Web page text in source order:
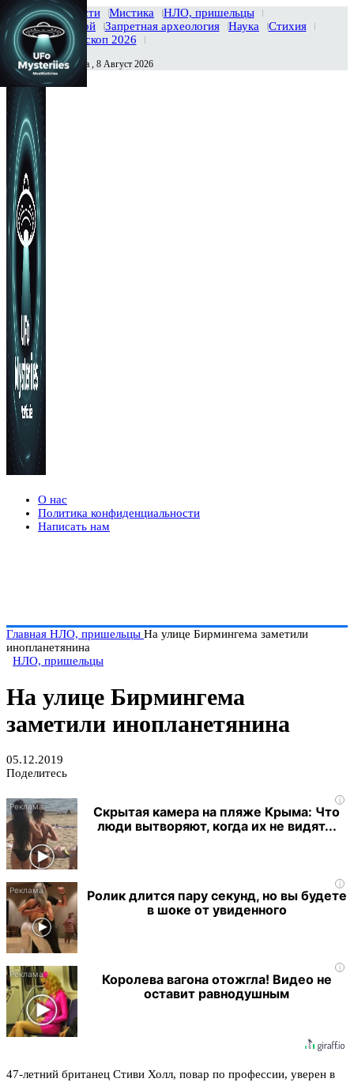
Главная Новости Мистика
НЛО, пришельцы
Тайны вселенной
Запретная археология Наука
Стихия
История
Гороскоп 2026
Сегодня Суббота , 8 Август 2026
О нас
Политика конфиденциальности
Написать нам
Главная НЛО, пришельцы На улице Бирмингема заметили
инопланетянина
НЛО, пришельцы
На улице Бирмингема
заметили инопланетянина
05.12.2019
Поделитесь
i
Скрытая камера на пляже Крыма: Что
люди вытворяют, когда их не видят...
i
Ролик длится пару секунд, но вы будете
в шоке от увиденного
i
Королева вагона отожгла! Видео не
оставит равнодушным
47-летний британец Стиви Холл, повар по профессии, уверен в